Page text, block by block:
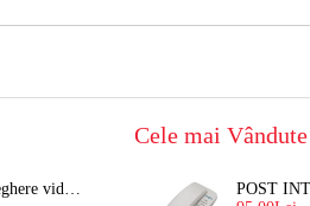
Camera de supraveghere video 8MP panoramica de exterior(4x2MP Stitched) Navaio NGC-7482PR
Cele mai Vândute